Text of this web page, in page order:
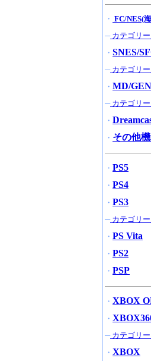
・ FC/NES(
─カテゴリー
・ SNES/
─カテゴリー
・ MD/
─カテゴリー
・
・ その他
・ PS5
・ PS4
・ PS3
─カテゴリー
・ PS Vita
・ PS2
・ PSP
・ XBOX
・
─カテゴリー
・ XBOX